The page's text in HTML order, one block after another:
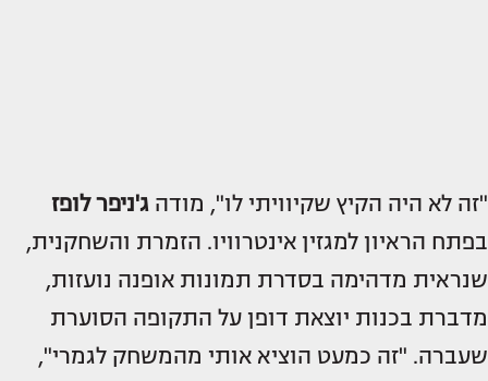
"זה לא היה הקיץ שקיוויתי לו", מודה ג'ניפר לופז
בפתח הראיון למגזין אינטרוויו. הזמרת והשחקנית,
שנראית מדהימה בסדרת תמונות אופנה נועזות,
מדברת בכנות יוצאת דופן על התקופה הסוערת
שעברה. "זה כמעט הוציא אותי מהמשחק לגמרי",